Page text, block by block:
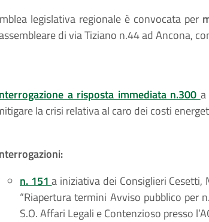
legislativa regionale è convocata per
di via Tiziano n.44 ad Ancona,
a risposta immediata n.300
la crisi relativa al caro dei costi
n. 151a iniziativa dei Consiglieri Cesetti,
“Riapertura termini Avviso pubblico per
S.O. Affari Legali e Contenzioso presso